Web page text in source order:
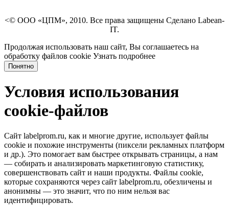
<© ООО «ЦПМ», 2010. Все права защищены Сделано Labean-
IT.
Продолжая использовать наш сайт, Вы соглашаетесь на
обработку файлов cookie Узнать подробнее
Понятно
Условия использования
cookie-файлов
Сайт labelprom.ru, как и многие другие, использует файлы
cookie и похожие инструменты (пиксели рекламных платформ
и др.). Это помогает вам быстрее открывать страницы, а нам
— собирать и анализировать маркетинговую статистику,
совершенствовать сайт и наши продукты. Файлы сookie,
которые сохраняются через сайт labelprom.ru, обезличены и
анонимны — это значит, что по ним нельзя вас
идентифицировать.